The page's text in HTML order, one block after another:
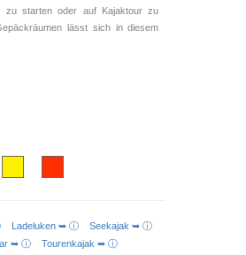
zu starten oder auf Kajaktour zu
lässt sich in diesem
WÄHLEN
Ladeluken ➥ ⓘSeekajak ➥ ⓘ
➥ ⓘTourenkajak ➥ ⓘ